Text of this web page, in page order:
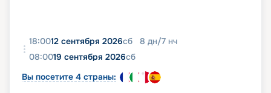
18:0012 сентября 2026сб 8 дн/7 нч
08:0019 сентября 2026сб
Вы посетите 4 страны: